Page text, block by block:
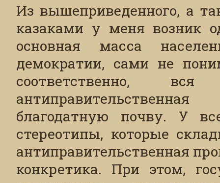
Из вышеприведенного, а
казаками у меня возник
основная масса
демократии, сами не
соответственно,
благодатную почву. У
стереотипы, которые
антиправительственная
конкретика. При этом,